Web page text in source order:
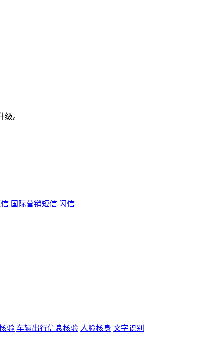
。
国际营销短信 闪信
验 车辆出行信息核验 人脸核身 文字识别